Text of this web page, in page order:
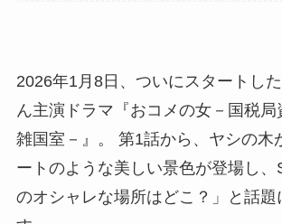
2026年1月8日、ついにスタートし
ん主演ドラマ『おコメの女－国税局
雑国室－』。 第1話から、ヤシの木
ートのような美しい景色が登場し、
のオシャレな場所はどこ？」と話題